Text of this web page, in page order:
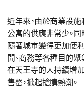
近年來，由於商業設
公寓的供應非常少。同
隨著城市變得更加便利
閒、商務等各種目的
在天王寺的人持續增
售罄，掀起搶購熱潮。